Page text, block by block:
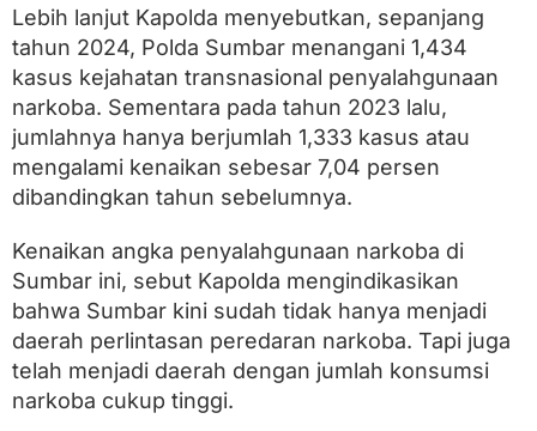
Lebih lanjut Kapolda menyebutkan, sepanjang
tahun 2024, Polda Sumbar menangani 1,434
kasus kejahatan transnasional penyalahgunaan
narkoba. Sementara pada tahun 2023 lalu,
jumlahnya hanya berjumlah 1,333 kasus atau
mengalami kenaikan sebesar 7,04 persen
dibandingkan tahun sebelumnya.
Kenaikan angka penyalahgunaan narkoba di
Sumbar ini, sebut Kapolda mengindikasikan
bahwa Sumbar kini sudah tidak hanya menjadi
daerah perlintasan peredaran narkoba. Tapi juga
telah menjadi daerah dengan jumlah konsumsi
narkoba cukup tinggi.